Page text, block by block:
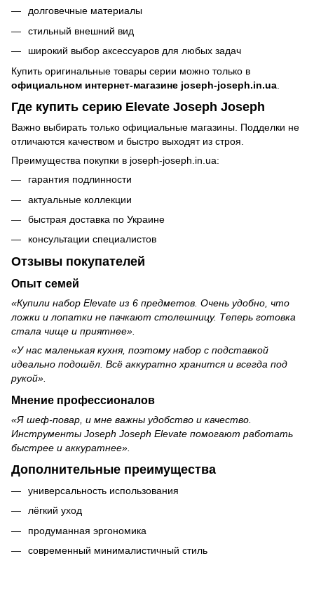
долговечные материалы
стильный внешний вид
широкий выбор аксессуаров для любых задач
Купить оригинальные товары серии можно только в
официальном интернет-магазине joseph-joseph.in.ua
Где купить серию Elevate Joseph Joseph
Важно выбирать только официальные магазины. Подделки не
отличаются качеством и быстро выходят из строя.
Преимущества покупки в joseph-joseph.in.ua:
гарантия подлинности
актуальные коллекции
быстрая доставка по Украине
консультации специалистов
Отзывы покупателей
Опыт семей
«Купили набор Elevate из 6 предметов. Очень удобно, что
ложки и лопатки не пачкают столешницу. Теперь готовка
стала чище и приятнее».
«У нас маленькая кухня, поэтому набор с подставкой
идеально подошёл. Всё аккуратно хранится и всегда под
рукой».
Мнение профессионалов
«Я шеф-повар, и мне важны удобство и качество.
Инструменты Joseph Joseph Elevate помогают работать
быстрее и аккуратнее».
Дополнительные преимущества
универсальность использования
лёгкий уход
продуманная эргономика
современный минималистичный стиль